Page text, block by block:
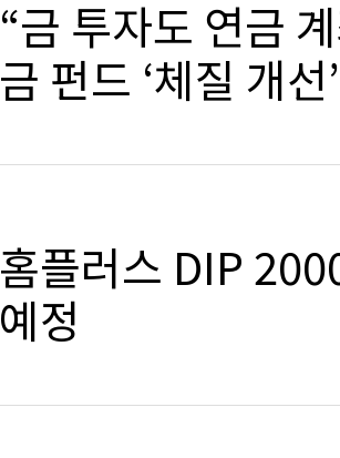
“금 투자도 연금
금 펀드 ‘체질 개선’
홈플러스 DIP
예정